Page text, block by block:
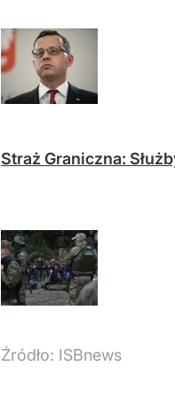
Straż Graniczna:
Źródło: ISBnews